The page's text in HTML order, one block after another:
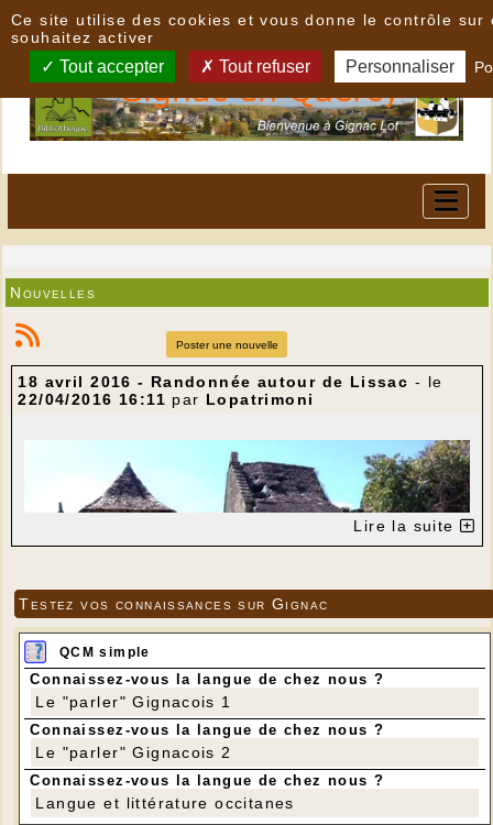
Nouvelles
Poster une nouvelle
18 avril 2016 - Randonnée autour de Lissac - le
22/04/2016 16:11 par Lopatrimoni
Lissac, le début de la marche
Lire la suite
Testez vos connaissances sur Gignac
QCM simple
Connaissez-vous la langue de chez nous ?
Le "parler" Gignacois 1
Connaissez-vous la langue de chez nous ?
Le "parler" Gignacois 2
Connaissez-vous la langue de chez nous ?
Langue et littérature occitanes
Ce site utilise des cookies et vous donne le contrôle sur
souhaitez activer
Tout accepter Tout refuser Personnaliser